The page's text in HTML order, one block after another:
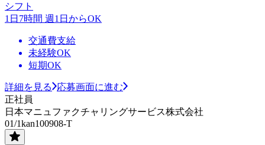
シフト
1日7時間 週1日からOK
交通費支給
未経験OK
短期OK
詳細を見る
応募画面に進む
正社員
日本マニュファクチャリングサービス株式会社
01/1kan100908-T